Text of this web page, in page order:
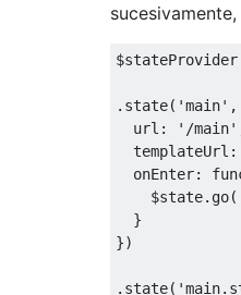
$stateProvider
. state( 'main' ,
  url
: '/main'
  templateUrl
:
  onEnter
:
    $state
. go(
}
})
. state(